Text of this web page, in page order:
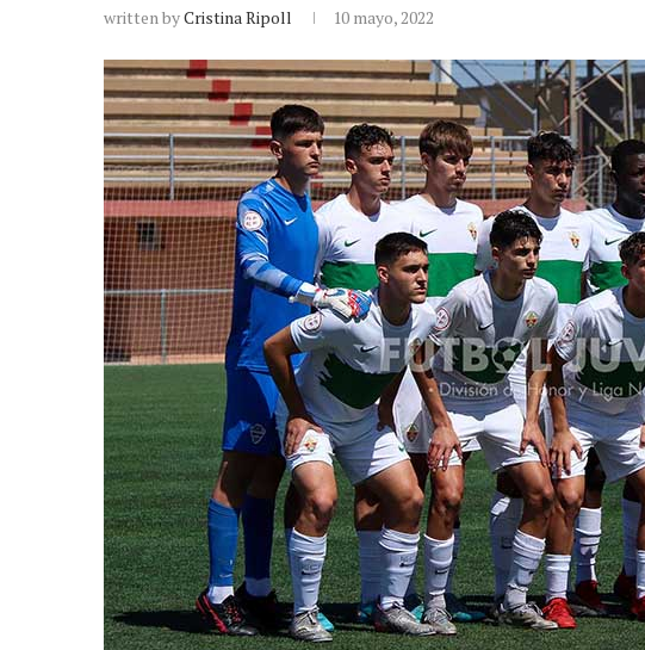
written byCristina Ripoll 10 mayo, 2022